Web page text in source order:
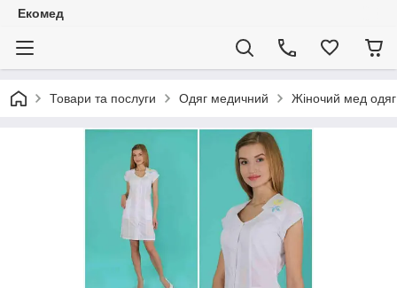
Екомед
Товари та послуги Одяг медичний Жіночий мед одяг